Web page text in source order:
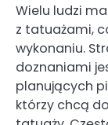
Wielu ludzi
z tatuażami,
wykonaniu.
doznaniami
planujących
którzy chcą